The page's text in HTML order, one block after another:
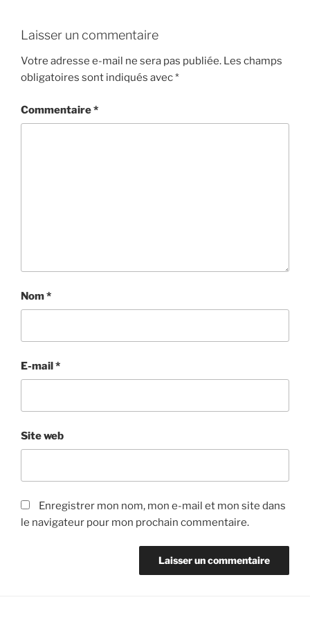
Laisser un commentaire
Votre adresse e-mail ne sera pas publiée. Les champs
obligatoires sont indiqués avec*
Commentaire*
Nom*
E-mail*
Site web
Enregistrer mon nom, mon e-mail et mon site dans
le navigateur pour mon prochain commentaire.